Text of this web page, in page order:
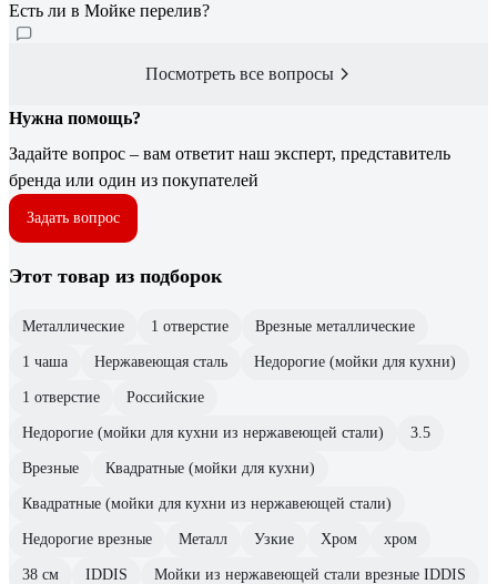
Есть ли в Мойке перелив?
Посмотреть все вопросы
Нужна помощь?
Задайте вопрос – вам ответит наш эксперт, представитель
бренда или один из покупателей
Задать вопрос
Этот товар из подборок
Металлические 1 отверстие Врезные металлические
1 чаша Нержавеющая сталь Недорогие (мойки для кухни)
1 отверстие Российские
Недорогие (мойки для кухни из нержавеющей стали) 3.5
Врезные Квадратные (мойки для кухни)
Квадратные (мойки для кухни из нержавеющей стали)
Недорогие врезные Металл Узкие Хром хром
38 см IDDIS Мойки из нержавеющей стали врезные IDDIS